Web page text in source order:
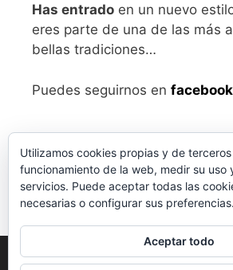
Has entrado en un nuevo
eres parte de una de las más
bellas tradiciones…
Puedes seguirnos en facebook
Aviso legaly Política de
Utilizamos cookies propias y de
funcionamiento de la web, medir su uso
servicios. Puede aceptar todas las
necesarias o configurar sus preferencias.
Aceptar todo